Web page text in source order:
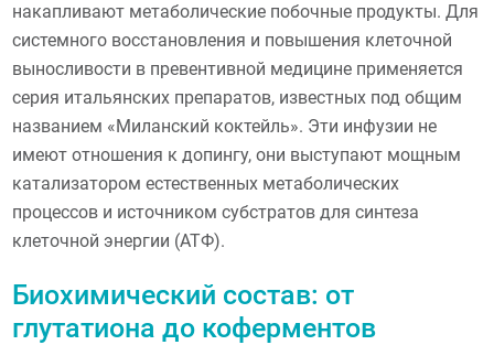
накапливают метаболические побочные продукты. Для
системного восстановления и повышения клеточной
выносливости в превентивной медицине применяется
серия итальянских препаратов, известных под общим
названием «Миланский коктейль». Эти инфузии не
имеют отношения к допингу, они выступают мощным
катализатором естественных метаболических
процессов и источником субстратов для синтеза
клеточной энергии (АТФ).
Биохимический состав: от
глутатиона до коферментов